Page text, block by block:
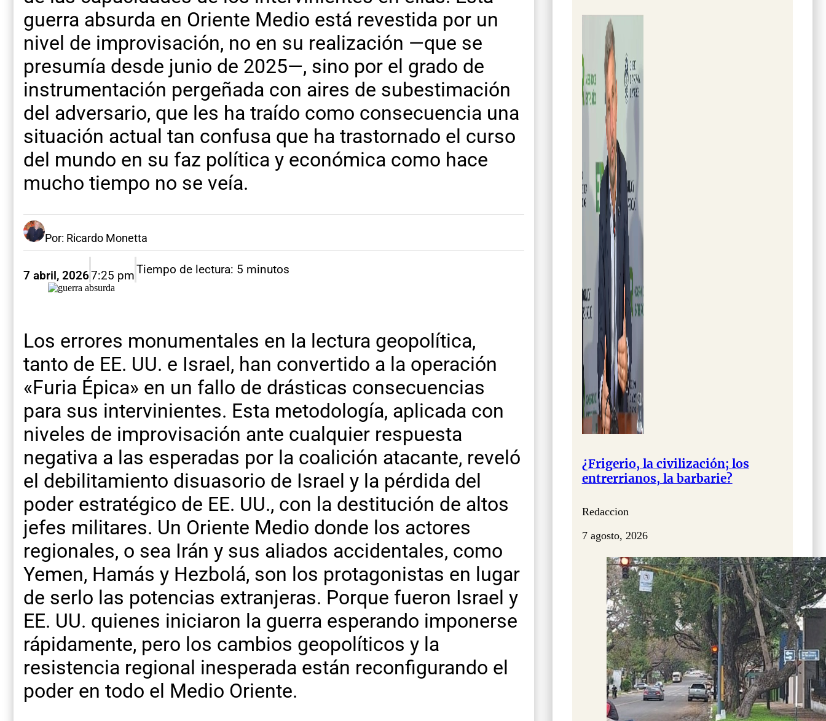
guerra absurda en Oriente Medio está revestida por un
nivel de improvisación, no en su realización —que se
presumía desde junio de 2025—, sino por el grado de
instrumentación pergeñada con aires de subestimación
del adversario, que les ha traído como consecuencia una
situación actual tan confusa que ha trastornado el curso
del mundo en su faz política y económica como hace
mucho tiempo no se veía.
Por: Ricardo Monetta
7 abril, 20267:25 pmTiempo de lectura: 5 minutos
Los errores monumentales en la lectura geopolítica,
tanto de EE. UU. e Israel, han convertido a la operación
«Furia Épica» en un fallo de drásticas consecuencias
para sus intervinientes. Esta metodología, aplicada con
niveles de improvisación ante cualquier respuesta
negativa a las esperadas por la coalición atacante, reveló
el debilitamiento disuasorio de Israel y la pérdida del
poder estratégico de EE. UU., con la destitución de altos
jefes militares. Un Oriente Medio donde los actores
regionales, o sea Irán y sus aliados accidentales, como
Yemen, Hamás y Hezbolá, son los protagonistas en lugar
de serlo las potencias extranjeras. Porque fueron Israel y
EE. UU. quienes iniciaron la guerra esperando imponerse
rápidamente, pero los cambios geopolíticos y la
resistencia regional inesperada están reconfigurando el
poder en todo el Medio Oriente.
¿Frigerio, la civilización; los
entrerrianos, la barbarie?
Redaccion
7 agosto, 2026